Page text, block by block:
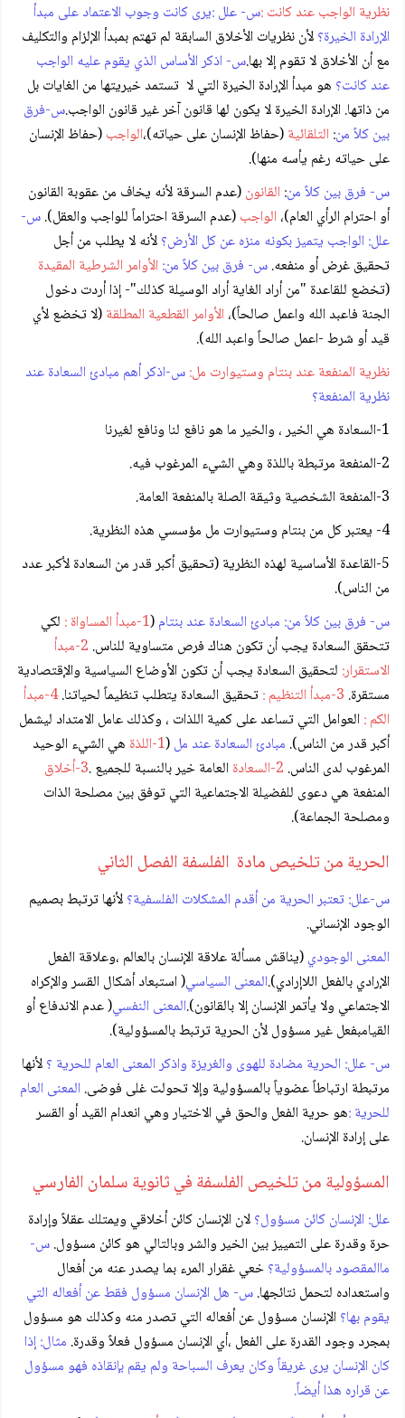
نظرية الواجب عند كانت :س- علل :يرى كانت وجوب الاعتماد على مبدأ
الإرادة الخيرة؟لأن نظريات الأخلاق السابقة لم تهتم بمبدأ الإلزام والتكليف
مع أن الأخلاق لا تقوم إلا بها.س- اذكر الأساس الذي يقوم عليه الواجب
عند كانت؟ هو مبدأ الإرادة الخيرة التي لا تستمد خيريتها من الغايات بل
من ذاتها. الإرادة الخيرة لا يكون لها قانون آخر غير قانون الواجب.س-فرق
بين كلاً من: التلقائية(حفاظ الإنسان على حياته)،الواجب(حفاظ الإنسان
على حياته رغم يأسه منها).
س- فرق بين كلاً من: القانون(عدم السرقة لأنه يخاف من عقوبة القانون
أو احترام الرأي العام)، الواجب(عدم السرقة احتراماً للواجب والعقل).س-
علل: الواجب يتميز بكونه منزه عن كل الأرض؟لأنه لا يطلب من أجل
تحقيق غرض أو منفعه.س- فرق بين كلاً من: الأوامر الشرطية المقيدة
(تخضع للقاعدة "من أراد الغاية أراد الوسيلة كذلك"- إذا أردت دخول
الجنة فاعبد الله واعمل صالحاً)، الأوامر القطعية المطلقة(لا تخضع لأي
قيد أو شرط -اعمل صالحاً واعبد الله).
نظرية المنفعة عند بنتام وستيوارت مل:س-اذكر أهم مبادئ السعادة عند
نظرية المنفعة؟
1-السعادة هي الخير ، والخير ما هو نافع لنا ونافع لغيرنا
2-المنفعة مرتبطة باللذة وهي الشيء المرغوب فيه.
3-المنفعة الشخصية وثيقة الصلة بالمنفعة العامة.
4- يعتبر كل من بنتام وستيوارت مل مؤسسي هذه النظرية.
5-القاعدة الأساسية لهذه النظرية (تحقيق أكبر قدر من السعادة لأكبر عدد
من الناس).
س- فرق بين كلاً من: مبادئ السعادة عند بنتام(1-مبدأ المساواة :
لكي
تتحقق السعادة يجب أن تكون هناك فرص متساوية للناس. 2-مبدأ
الاستقرار: لتحقيق السعادة يجب أن تكون الأوضاع السياسية والإقتصادية
مستقرة. 3-مبدأ التنظيم : تحقيق السعادة يتطلب تنظيماً لحياتنا. 4-مبدأ
الكم : العوامل التي تساعد على كمية اللذات ، وكذلك عامل الامتداد ليشمل
أكبر قدر من الناس). مبادئ السعادة عند مل(1-اللذة
هي الشيء الوحيد
المرغوب لدى الناس. 2-السعادة العامة خير بالنسبة للجميع .3-أخلاق
المنفعة هي دعوى للفضيلة الاجتماعية التي توفق بين مصلحة الذات
ومصلحة الجماعة).
الحرية من تلخيص مادة الفلسفة الفصل الثاني
س-علل: تعتبر الحرية من أقدم المشكلات الفلسفية؟لأنها ترتبط بصميم
الوجود الإنساني.
المعنى الوجودي(يناقش مسألة علاقة الإنسان بالعالم ،وعلاقة الفعل
الإرادي بالفعل اللاإرادي).المعنى السياسي( استبعاد أشكال القسر والإكراه
الاجتماعي ولا يأتمر الإنسان إلا بالقانون).المعنى النفسي( عدم الاندفاع أو
القيامبفعل غير مسؤول لأن الحرية ترتبط بالمسؤولية).
س- علل: الحرية مضادة للهوى والغريزة واذكر المعنى العام للحرية ؟لأنها
مرتبطة ارتباطاً عضوياً بالمسؤولية وإلا تحولت غلى فوضى. المعنى العام
للحرية :هو حرية الفعل والحق في الاختيار وهي انعدام القيد أو القسر
على إرادة الإنسان.
المسؤولية من تلخيص الفلسفة في ثانوية سلمان الفارسي
علل: الإنسان كائن مسؤول؟لان الإنسان كائن أخلاقي ويمتلك عقلاً وإرادة
حرة وقدرة على التمييز بين الخير والشر وبالتالي هو كائن مسؤول.س-
ماالمقصود بالمسؤولية؟خعي غقرار المرء بما يصدر عنه من أفعال
واستعداده لتحمل نتائجها.س- هل الإنسان مسؤول فقط عن أفعاله التي
يقوم بها؟ الإنسان مسؤول عن أفعاله التي تصدر منه وكذلك هو مسؤول
بمجرد وجود القدرة على الفعل ،أي الإنسان مسؤول فعلاً وقدرة. مثال: إذا
كان الإنسان يرى غريقاً وكان يعرف السباحة ولم يقم بإنقاذه فهو مسؤول
عن قراره هذا أيضاً.